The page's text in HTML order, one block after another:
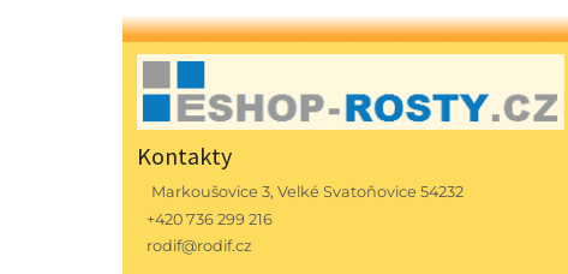
Kontakty
Markoušovice 3, Velké Svatoňovice 54232
+420 736 299 216
rodif@rodif.cz